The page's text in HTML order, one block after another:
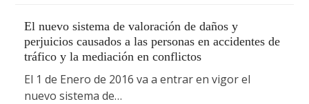
El nuevo sistema de valoración de daños y
perjuicios causados a las personas en accidentes de
tráfico y la mediación en conflictos
El 1 de Enero de 2016 va a entrar en vigor el
nuevo sistema de…